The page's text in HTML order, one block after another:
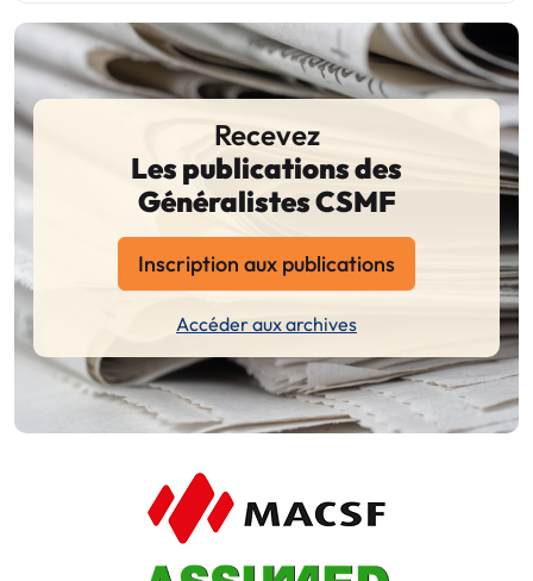
Recevez
Les publications des
Généralistes CSMF
Inscription aux publications
Accéder aux archives